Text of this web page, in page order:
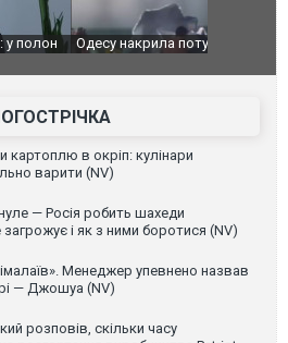
злива з градом та
Вже
картоплю в окріп: кулінари
варити (NV)
— Росія робить шахеди
і як з ними боротися (NV)
Менеджер упевнено назвав
— Джошуа (NV)
розповів, скільки часу